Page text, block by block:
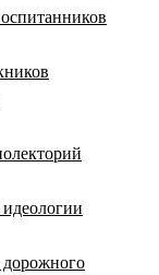
дорожного